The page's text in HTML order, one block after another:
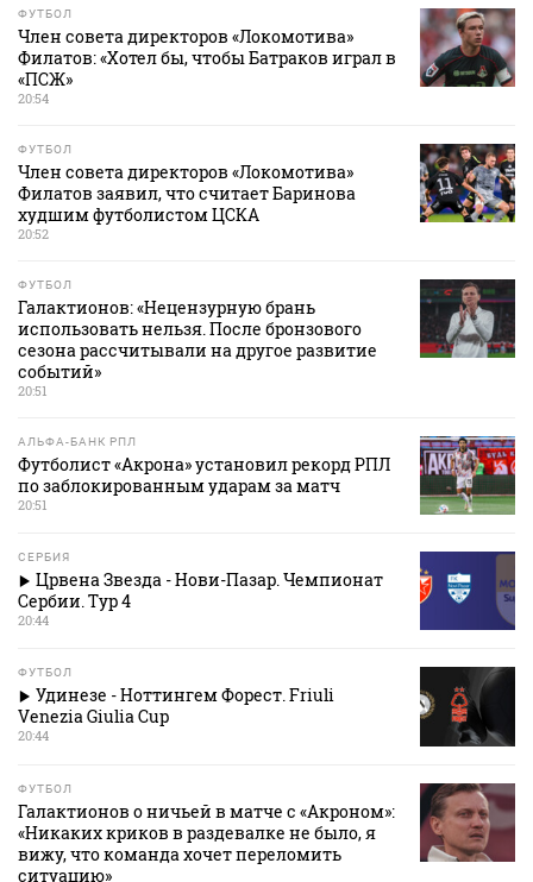
ФУТБОЛ
Член совета директоров «Локомотива»
Филатов: «Хотел бы, чтобы Батраков играл в
«ПСЖ»
20:54
ФУТБОЛ
Член совета директоров «Локомотива»
Филатов заявил, что считает Баринова
худшим футболистом ЦСКА
20:52
ФУТБОЛ
Галактионов: «Нецензурную брань
использовать нельзя. После бронзового
сезона рассчитывали на другое развитие
событий»
20:51
АЛЬФА-БАНК РПЛ
Футболист «Акрона» установил рекорд РПЛ
по заблокированным ударам за матч
20:51
СЕРБИЯ
Црвена Звезда - Нови-Пазар. Чемпионат
Сербии. Тур 4
20:44
ФУТБОЛ
Удинезе - Ноттингем Форест. Friuli
Venezia Giulia Cup
20:44
ФУТБОЛ
Галактионов о ничьей в матче с «Акроном»:
«Никаких криков в раздевалке не было, я
вижу, что команда хочет переломить
ситуацию»